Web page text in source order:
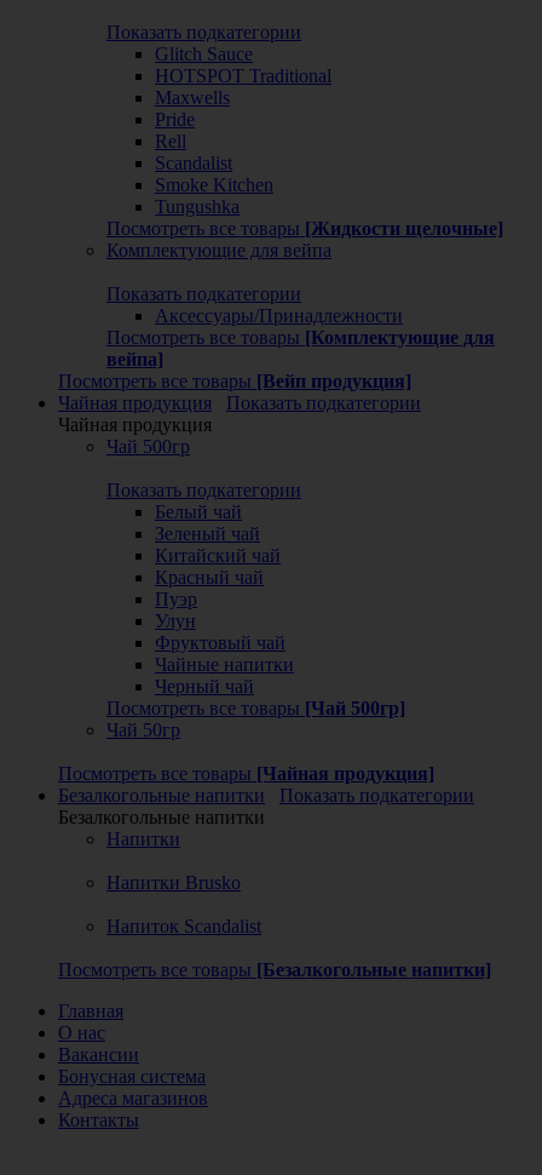
Показать подкатегории
Glitch Sauce
HOTSPOT Traditional
Maxwells
Pride
Rell
Scandalist
Smoke Kitchen
Tungushka
Посмотреть все товары [Жидкости щелочные]
Комплектующие для вейпа
Показать подкатегории
Аксессуары/Принадлежности
Посмотреть все товары [Комплектующие для
вейпа]
Посмотреть все товары [Вейп продукция]
Чайная продукция
Показать подкатегории
Чайная продукция
Чай 500гр
Показать подкатегории
Белый чай
Зеленый чай
Китайский чай
Красный чай
Пуэр
Улун
Фруктовый чай
Чайные напитки
Черный чай
Посмотреть все товары [Чай 500гр]
Чай 50гр
Посмотреть все товары [Чайная продукция]
Безалкогольные напитки
Показать подкатегории
Безалкогольные напитки
Напитки
Напитки Brusko
Напиток Scandalist
Посмотреть все товары [Безалкогольные напитки]
Главная
О нас
Вакансии
Бонусная система
Адреса магазинов
Контакты